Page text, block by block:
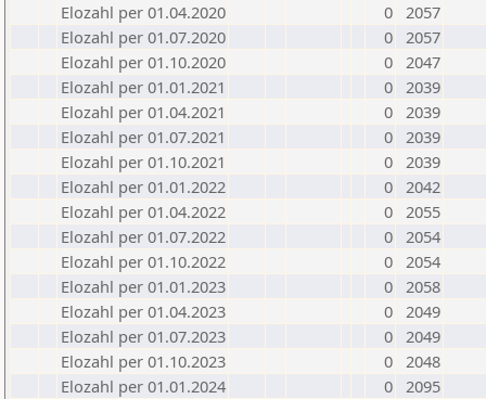
Elozahl per 01.04.2020
0 2057
Elozahl per 01.07.2020
0 2057
Elozahl per 01.10.2020
0 2047
Elozahl per 01.01.2021
0 2039
Elozahl per 01.04.2021
0 2039
Elozahl per 01.07.2021
0 2039
Elozahl per 01.10.2021
0 2039
Elozahl per 01.01.2022
0 2042
Elozahl per 01.04.2022
0 2055
Elozahl per 01.07.2022
0 2054
Elozahl per 01.10.2022
0 2054
Elozahl per 01.01.2023
0 2058
Elozahl per 01.04.2023
0 2049
Elozahl per 01.07.2023
0 2049
Elozahl per 01.10.2023
0 2048
Elozahl per 01.01.2024
0 2095